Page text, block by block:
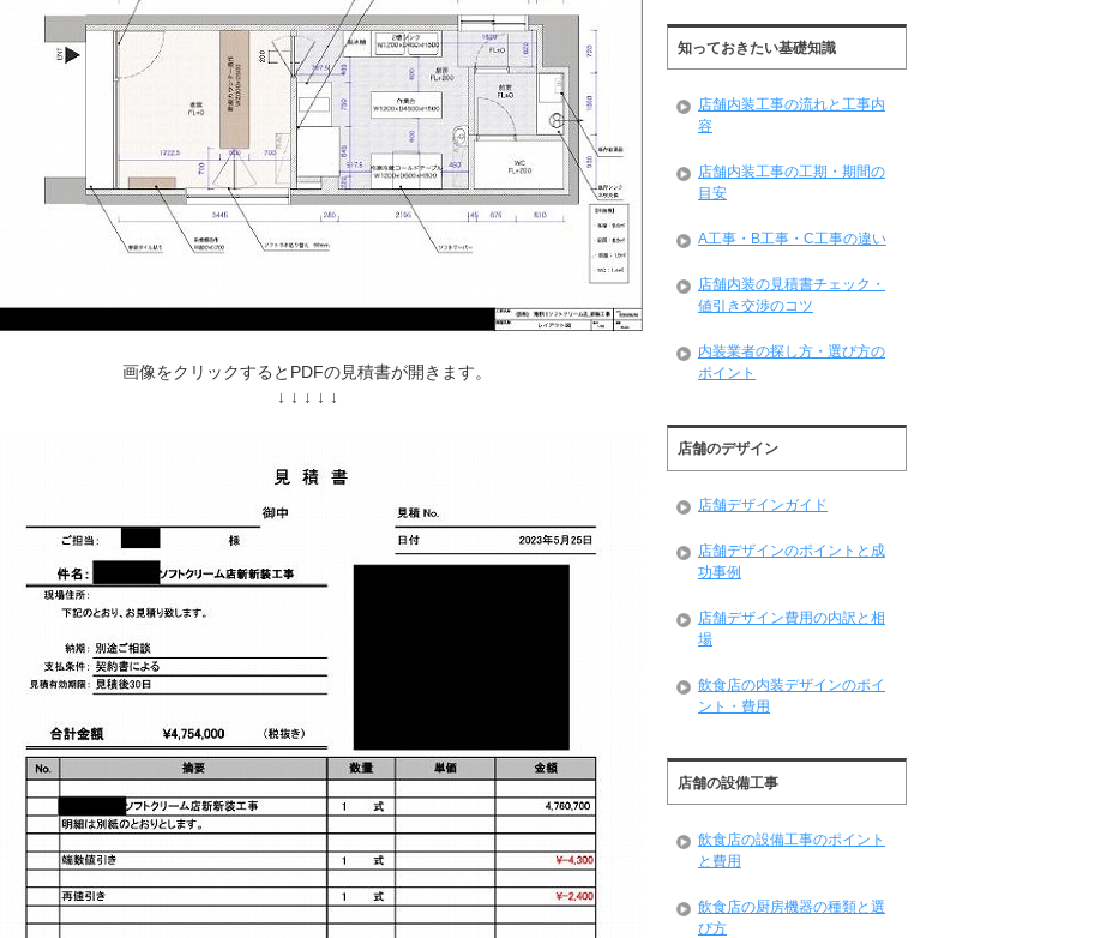
画像をクリックするとPDFの見積書が開きます。
↓ ↓ ↓ ↓ ↓
知っておきたい基礎知識
店舗内装工事の流れと工事内
容
店舗内装工事の工期・期間の
目安
A工事・B工事・C工事の違い
店舗内装の見積書チェック・
値引き交渉のコツ
内装業者の探し方・選び方の
ポイント
店舗のデザイン
店舗デザインガイド
店舗デザインのポイントと成
功事例
店舗デザイン費用の内訳と相
場
飲食店の内装デザインのポイ
ント・費用
店舗の設備工事
飲食店の設備工事のポイント
と費用
飲食店の厨房機器の種類と選
び方